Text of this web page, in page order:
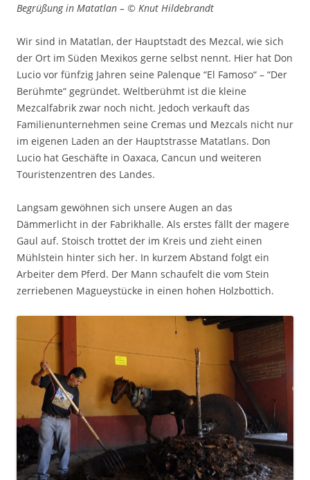
Begrüßung in Matatlan – © Knut Hildebrandt
Wir sind in Matatlan, der Hauptstadt des Mezcal, wie sich
der Ort im Süden Mexikos gerne selbst nennt. Hier hat Don
Lucio vor fünfzig Jahren seine Palenque “El Famoso“ – “Der
Berühmte“ gegründet. Weltberühmt ist die kleine
Mezcalfabrik zwar noch nicht. Jedoch verkauft das
Familienunternehmen seine Cremas und Mezcals nicht nur
im eigenen Laden an der Hauptstrasse Matatlans. Don
Lucio hat Geschäfte in Oaxaca, Cancun und weiteren
Touristenzentren des Landes.
Langsam gewöhnen sich unsere Augen an das
Dämmerlicht in der Fabrikhalle. Als erstes fällt der magere
Gaul auf. Stoisch trottet der im Kreis und zieht einen
Mühlstein hinter sich her. In kurzem Abstand folgt ein
Arbeiter dem Pferd. Der Mann schaufelt die vom Stein
zerriebenen Magueystücke in einen hohen Holzbottich.